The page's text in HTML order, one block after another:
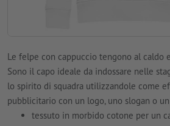
Le felpe con cappuccio tengono al caldo
Sono il capo ideale da indossare nelle
lo spirito di squadra utilizzandole come
pubblicitario con un logo, uno slogan o
tessuto in morbido cotone per un